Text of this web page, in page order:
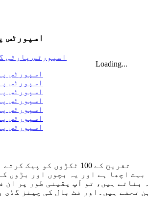
اسپورٹس پارٹی گڈی
Loading...
تفریح ​​کے 100 ٹکڑوں کو پیک کرتے ہوئے، آپ کو کھلونوں کی ایک حیرت انگیز قسم ملتی ہے۔
ہیں، تو آپ یقینی طور پر ان
تحفے ہیں۔اور فٹ بال کی چینز